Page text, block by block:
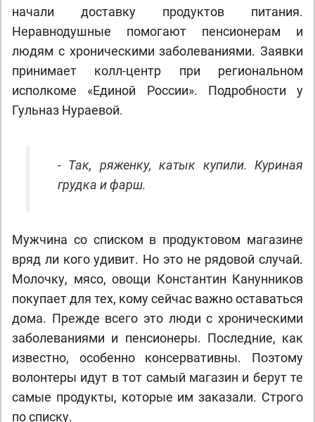
начали доставку продуктов питания.
Неравнодушные помогают пенсионерам и
людям с хроническими заболеваниями. Заявки
принимает колл-центр при региональном
исполкоме «Единой России». Подробности у
Гульназ Нураевой.
- Так, ряженку, катык купили. Куриная
грудка и фарш.
Мужчина со списком в продуктовом магазине
вряд ли кого удивит. Но это не рядовой случай.
Молочку, мясо, овощи Константин Канунников
покупает для тех, кому сейчас важно оставаться
дома. Прежде всего это люди с хроническими
заболеваниями и пенсионеры. Последние, как
известно, особенно консервативны. Поэтому
волонтеры идут в тот самый магазин и берут те
самые продукты, которые им заказали. Строго
по списку.